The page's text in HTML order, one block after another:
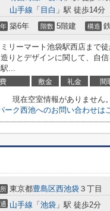
山手線 「 目白 」駅 徒歩14分
築6年 階数 5階建 構造
リーマート池袋駅西店まで
造りとデザインに関して、自
...
敷金 礼金 間
現在空室情報がありません。
ーク西池へのお問い合わせは
東京都豊島区西池袋 ３丁目
山手線 「 池袋 」駅 徒歩2分